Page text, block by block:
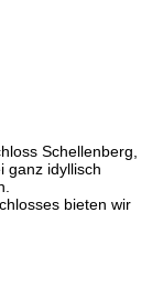
Schellenberg,
ganz idyllisch
bieten wir